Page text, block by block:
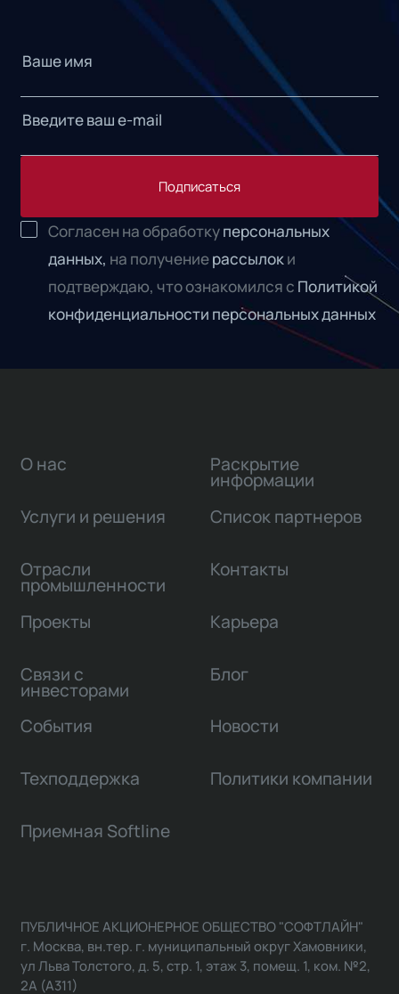
Подписаться
Согласен на обработкуперсональных
данных, на получениерассылоки
подтверждаю, что ознакомился с Политикой
конфиденциальности персональных данных
О нас
Услуги и решения
Отрасли
промышленности
Проекты
Связи с
инвесторами
Раскрытие
информации
Список партнеров
Контакты
Карьера
Блог
События Новости
Техподдержка Политики компании
Приемная Softline
ПУБЛИЧНОЕ АКЦИОНЕРНОЕ ОБЩЕСТВО "СОФТЛАЙН"
г. Москва, вн.тер. г. муниципальный округ Хамовники,
ул Льва Толстого, д. 5, стр. 1, этаж 3, помещ. 1, ком. №2,
2А (А311)